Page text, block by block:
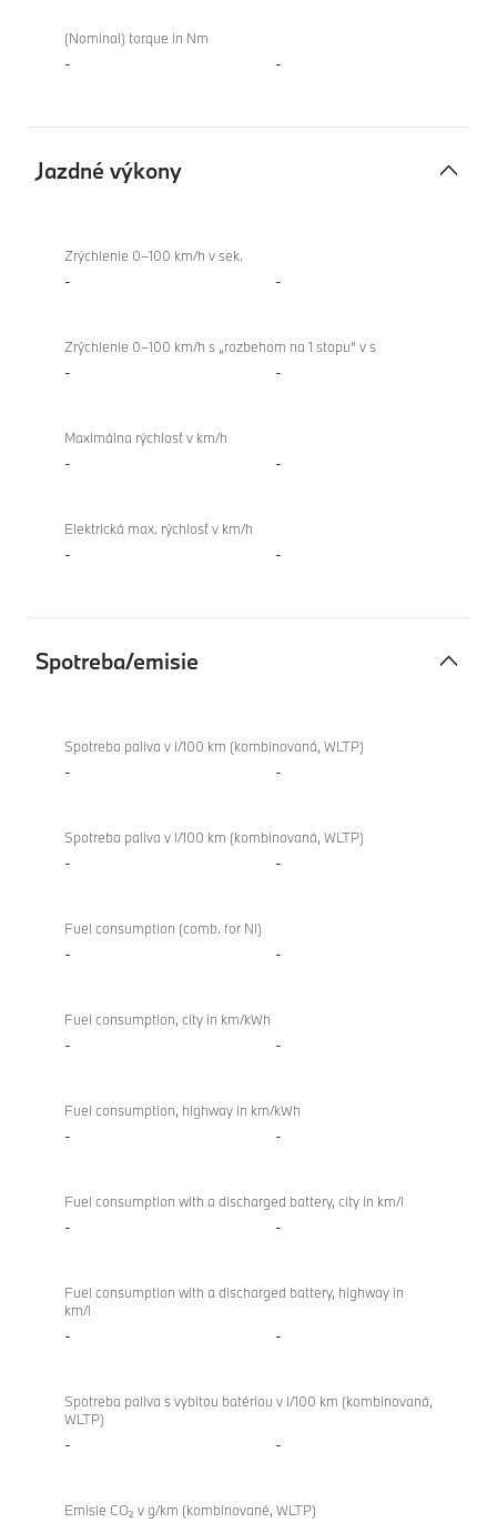
(Nominal) torque in Nm
- -
Jazdné výkony
výkony
XM
Label
Zrýchlenie 0–100 km/h v sek.
- -
Zrýchlenie 0–100 km/h s „rozbehom na 1 stopu“ v s
- -
Maximálna rýchlosť v km/h
- -
Elektrická max. rýchlosť v km/h
- -
Spotreba/emisie
XM
Label
Spotreba paliva v l/100 km (kombinovaná, WLTP)
- -
Spotreba paliva v l/100 km (kombinovaná, WLTP)
- -
Fuel consumption (comb. for NI)
- -
Fuel consumption, city in km/kWh
- -
Fuel consumption, highway in km/kWh
- -
Fuel consumption with a discharged battery, city in km/l
- -
Fuel consumption with a discharged battery, highway in
km/l
- -
Spotreba paliva s vybitou batériou v l/100 km (kombinovaná,
WLTP)
- -
Emisie CO₂ v g/km (kombinované, WLTP)